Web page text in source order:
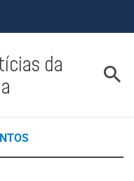
da